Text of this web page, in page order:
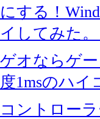
にする！
イしてみた。
ゲオならゲ
度1msのハ
コントロー